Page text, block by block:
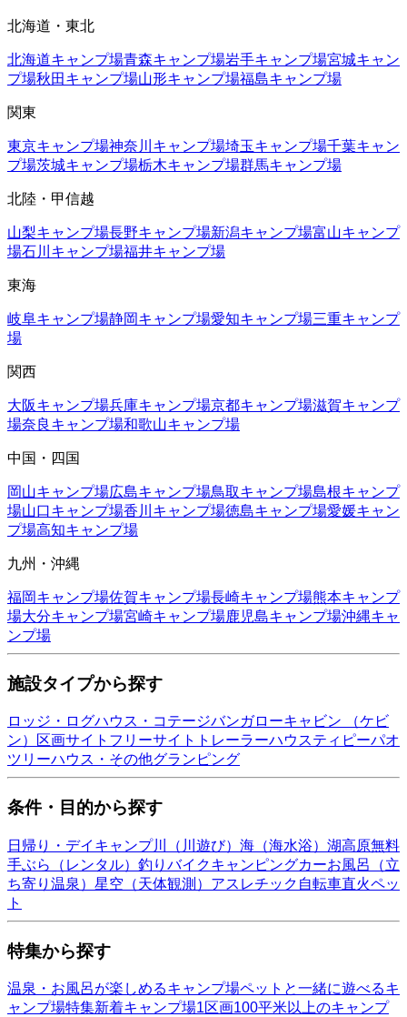
北海道・東北
北海道キャンプ場青森キャンプ場岩手キャンプ場宮城キャン
プ場秋田 キャンプ場山形キャンプ場福島キャンプ場
関東
東京キャンプ場神奈川 キャンプ場埼玉キャンプ場千葉キャン
プ場茨城キャンプ場栃木キャンプ場群馬キャンプ場
北陸・甲信越
山梨キャンプ場長野キャンプ場新潟キャンプ場富山キャンプ
場石川 キャンプ場福井キャンプ場
東海
岐阜キャンプ場静岡キャンプ場愛知キャンプ場三重キャンプ
場
関西
大阪キャンプ場兵庫キャンプ場京都キャンプ場滋賀キャンプ
場奈良 キャンプ場和歌山キャンプ場
中国・四国
岡山キャンプ場広島キャンプ場鳥取キャンプ場島根キャンプ
場山口キャンプ場香川 キャンプ場徳島キャンプ場愛媛キャン
プ場高知キャンプ場
九州・沖縄
福岡キャンプ場佐賀キャンプ場長崎キャンプ場熊本キャンプ
場大分キャンプ場宮崎キャンプ場鹿児島キャンプ場沖縄キャ
ンプ場
施設タイプから探す
ロッジ・ログハウス・コテージバンガローキャビン （ケビ
ン）
区画サイト フリーサイト トレーラーハウスティピーパオ
ツリーハウス・その他グランピング
条件・目的から探す
日帰り・デイキャンプ川（川遊び） 海（海水浴） 湖高原無料
手ぶら（レンタル） 釣り バイクキャンピングカーお風呂（立
ち寄り温泉） 星空（天体観測） アスレチック 自転車直火ペッ
ト
特集から探す
温泉・お風呂が楽しめるキャンプ場ペットと一緒に遊べるキ
ャンプ場特集新着キャンプ場1区画100平米以上のキャンプ